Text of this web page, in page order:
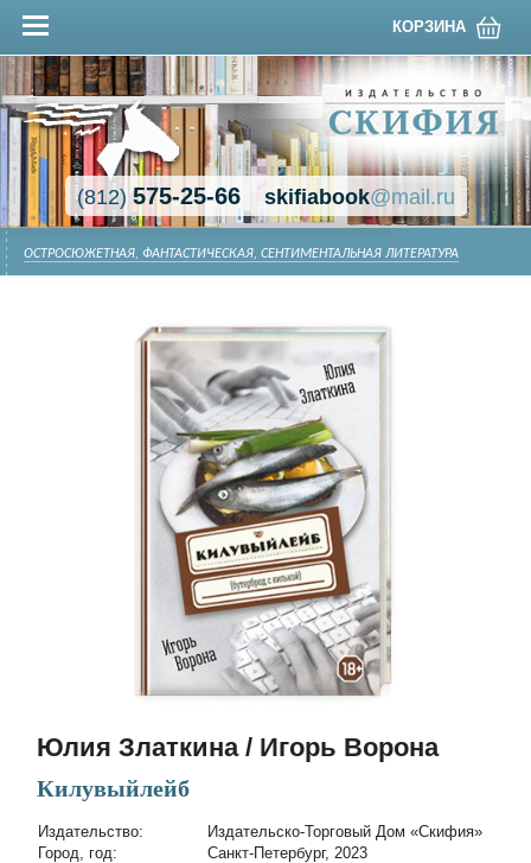
КОРЗИНА
(812)575-25-66 skifiabook@mail.ru
ОСТРОСЮЖЕТНАЯ, ФАНТАСТИЧЕСКАЯ, СЕНТИМЕНТАЛЬНАЯ ЛИТЕРАТУРА
Юлия Златкина / Игорь Ворона
Килувыйлейб
Издательство:
Издательско-Торговый Дом «Скифия»
Город, год:
Санкт-Петербург, 2023